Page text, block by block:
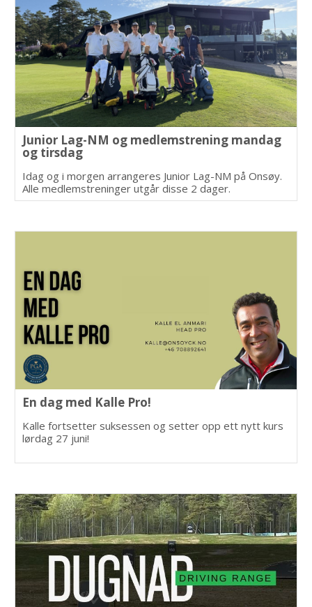
Junior Lag-NM og medlemstrening mandag
og tirsdag
Idag og i morgen arrangeres Junior Lag-NM på Onsøy.
Alle medlemstreninger utgår disse 2 dager.
En dag med Kalle Pro!
Kalle fortsetter suksessen og setter opp ett nytt kurs
lørdag 27 juni!